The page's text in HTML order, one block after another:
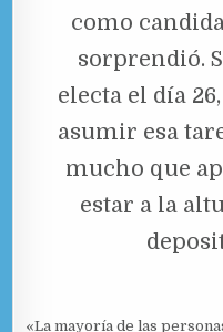
como
sorprendió.
electa el día
asumir esa
mucho que
estar a la
«La mayoría de las